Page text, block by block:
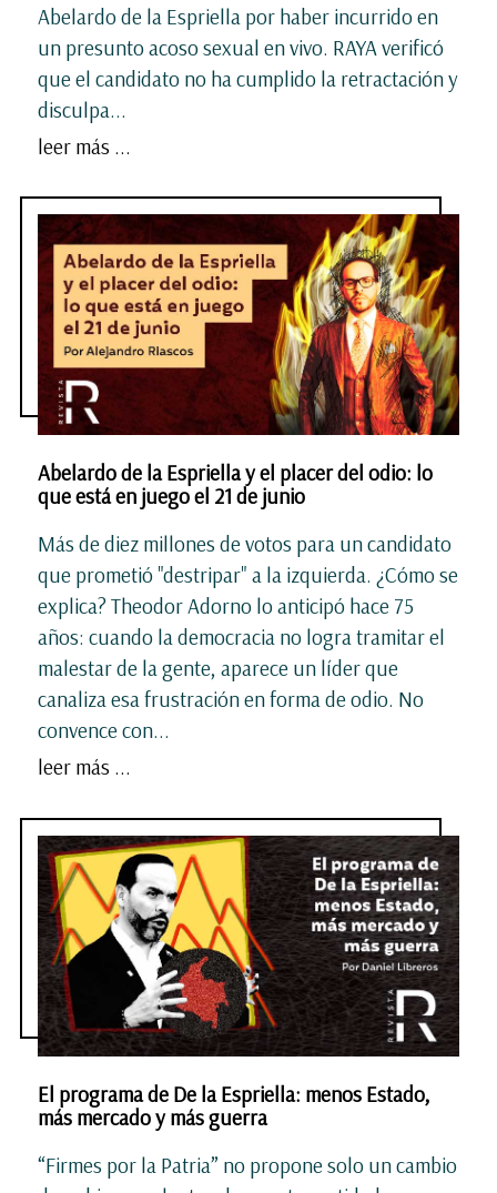
Abelardo de la Espriella por haber incurrido en
un presunto acoso sexual en vivo. RAYA verificó
que el candidato no ha cumplido la retractación y
disculpa...
leer más ...
Abelardo de la Espriella y el placer del odio: lo
que está en juego el 21 de junio
Más de diez millones de votos para un candidato
que prometió "destripar" a la izquierda. ¿Cómo se
explica? Theodor Adorno lo anticipó hace 75
años: cuando la democracia no logra tramitar el
malestar de la gente, aparece un líder que
canaliza esa frustración en forma de odio. No
convence con...
leer más ...
El programa de De la Espriella: menos Estado,
más mercado y más guerra
“Firmes por la Patria” no propone solo un cambio